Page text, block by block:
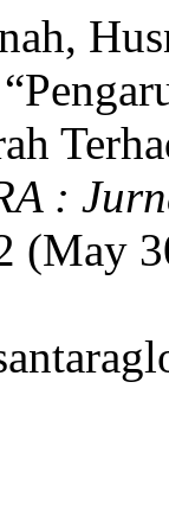
:
(May